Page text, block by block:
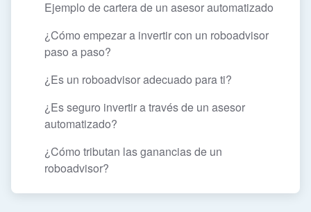
Ejemplo de cartera de un asesor automatizado
¿Cómo empezar a invertir con un roboadvisor
paso a paso?
¿Es un roboadvisor adecuado para ti?
¿Es seguro invertir a través de un asesor
automatizado?
¿Cómo tributan las ganancias de un
roboadvisor?